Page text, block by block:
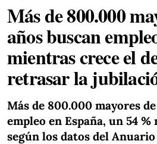
Más de 800.000
años buscan
mientras crece el
retrasar la
Más de 800.000 mayores
empleo en España, un 54 %
según los datos del